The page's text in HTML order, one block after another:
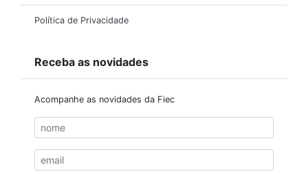
Política de Privacidade
Receba as novidades
Acompanhe as novidades da Fiec